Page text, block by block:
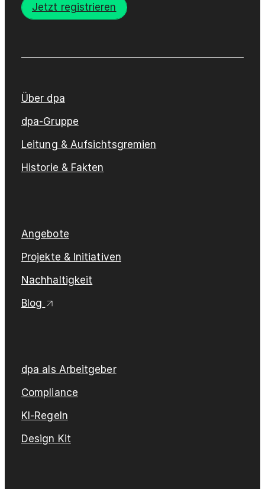
Jetzt registrieren
Über dpa
dpa-Gruppe
Leitung & Aufsichtsgremien
Historie & Fakten
Angebote
Projekte & Initiativen
Nachhaltigkeit
Blog
dpa als Arbeitgeber
Compliance
KI-Regeln
Design Kit